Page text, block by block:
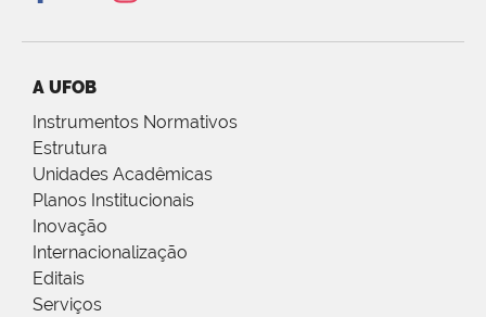
A UFOB
Instrumentos Normativos
Estrutura
Unidades Acadêmicas
Planos Institucionais
Inovação
Internacionalização
Editais
Serviços